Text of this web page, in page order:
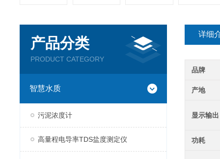
产品分类
PRODUCT CATEGORY
智慧水质
污泥浓度计
高量程电导率TDS盐度测定仪
详细
品牌
产地
显示输出
功耗